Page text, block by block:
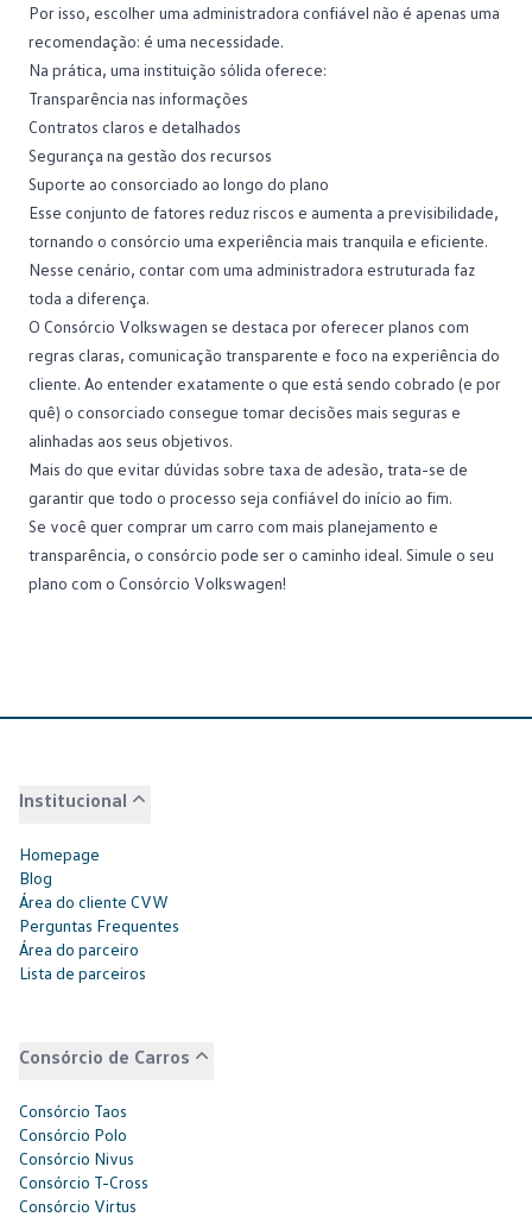
Por isso, escolher uma administradora confiável não é apenas uma
recomendação: é uma necessidade.
Na prática, uma instituição sólida oferece:
Transparência nas informações
Contratos claros e detalhados
Segurança na gestão dos recursos
Suporte ao consorciado ao longo do plano
Esse conjunto de fatores reduz riscos e aumenta a previsibilidade,
tornando o consórcio uma experiência mais tranquila e eficiente.
Nesse cenário, contar com uma administradora estruturada faz
toda a diferença.
O Consórcio Volkswagen se destaca por oferecer planos com
regras claras, comunicação transparente e foco na experiência do
cliente. Ao entender exatamente o que está sendo cobrado (e por
quê) o consorciado consegue tomar decisões mais seguras e
alinhadas aos seus objetivos.
Mais do que evitar dúvidas sobre taxa de adesão, trata-se de
garantir que todo o processo seja confiável do início ao fim.
Se você quer comprar um carro com mais planejamento e
transparência, o consórcio pode ser o caminho ideal. Simule o seu
plano com o Consórcio Volkswagen!
Institucional
Homepage
Blog
Área do cliente CVW
Perguntas Frequentes
Área do parceiro
Lista de parceiros
Consórcio de Carros
Consórcio Taos
Consórcio Polo
Consórcio Nivus
Consórcio T-Cross
Consórcio Virtus